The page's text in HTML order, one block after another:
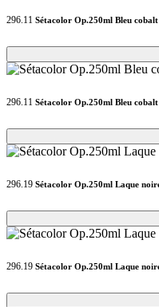
296.11 Sétacolor Op.250ml Bleu cobalt
Loading...
Loading...
296.11 Sétacolor Op.250ml Bleu cobalt
Loading...
Loading...
296.19 Sétacolor Op.250ml Laque
Loading...
Loading...
296.19 Sétacolor Op.250ml Laque
Loading...
Loading...